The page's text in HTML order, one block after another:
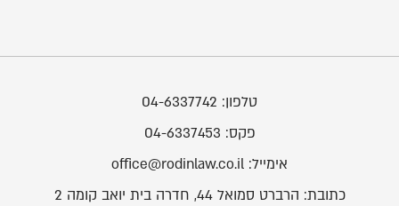
טלפון: 04-6337742
פקס: 04-6337453
אימייל: office@rodinlaw.co.il
כתובת: הרברט סמואל 44, חדרה בית יואב קומה 2